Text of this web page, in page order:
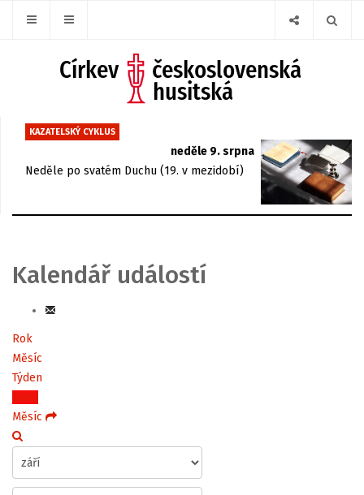
KAZATELSKÝ CYKLUS
neděle 9. srpna
Neděle po svatém Duchu (19. v mezidobí)
Kalendář událostí
Rok
Měsíc
Týden
Dnes
Měsíc